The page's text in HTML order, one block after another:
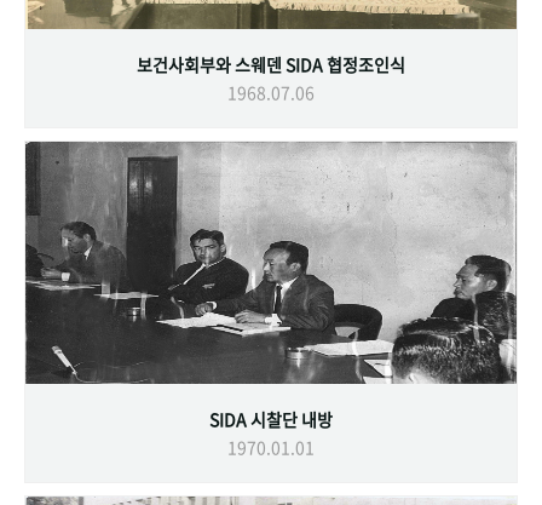
보건사회부와 스웨덴 SIDA 협정조인식
1968.07.06
SIDA 시찰단 내방
1970.01.01